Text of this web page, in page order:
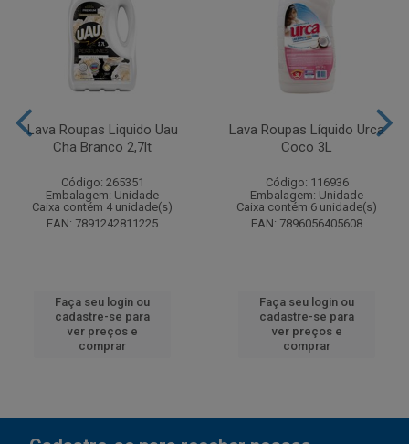
Lava Roupas Liquido Uau
Cha Branco 2,7lt
Código: 265351
Embalagem: Unidade
Caixa contém 4 unidade(s)
EAN: 7891242811225
Faça seu login ou
cadastre-se para
ver preços e
comprar
Lava Roupas Líquido Urca
Coco 3L
Código: 116936
Embalagem: Unidade
Caixa contém 6 unidade(s)
EAN: 7896056405608
Faça seu login ou
cadastre-se para
ver preços e
comprar